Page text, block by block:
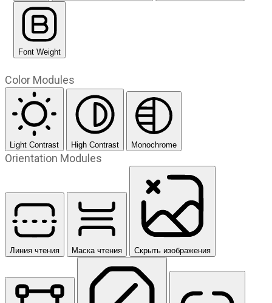
Font Weight
Color Modules
Light Contrast High Contrast Monochrome
Orientation Modules
Линия чтения Маска чтения Скрыть изображения